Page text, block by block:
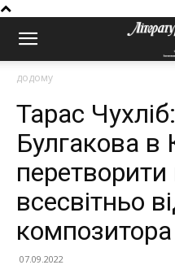
додому
Тарас
Булгакова в
всесвітньо
07.09.2022